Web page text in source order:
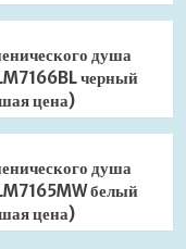
душа
черный
цена)
душа
белый
цена)